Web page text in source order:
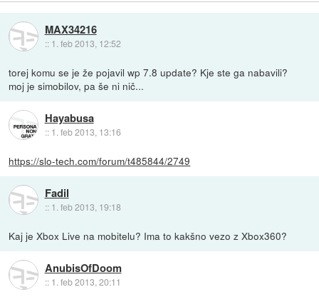
MAX34216
:: 1. feb 2013, 12:52
torej komu se je že pojavil wp 7.8 update? Kje ste ga nabavili?
moj je simobilov, pa še ni nič...
Hayabusa
:: 1. feb 2013, 13:16
https://slo-tech.com/forum/t485844/2749
Fadil
:: 1. feb 2013, 19:18
Kaj je Xbox Live na mobitelu? Ima to kakšno vezo z Xbox360?
AnubisOfDoom
:: 1. feb 2013, 20:11